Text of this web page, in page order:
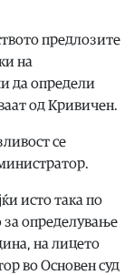
предлозите
на
да определи
од Кривичен.
се
исто така по
за определување
на лицето
во Основен суд